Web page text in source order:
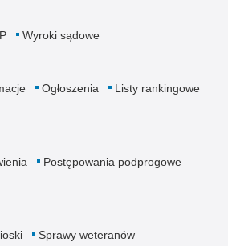
Wyroki sądowe
Ogłoszenia
Listy rankingowe
Postępowania podprogowe
Sprawy weteranów